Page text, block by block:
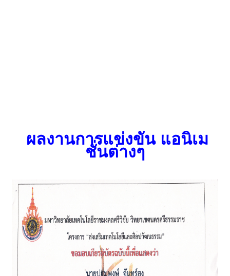
ผลงานการแข่งขัน แอนิเม
ชั่นต่างๆ